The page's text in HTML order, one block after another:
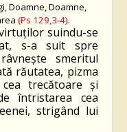
Doamne, Doamne,
(Ps 129,3-4).
suindu-se
s-a suit spre
smeritul
răutatea, pizma
trecătoare şi
întristarea cea
strigând lui